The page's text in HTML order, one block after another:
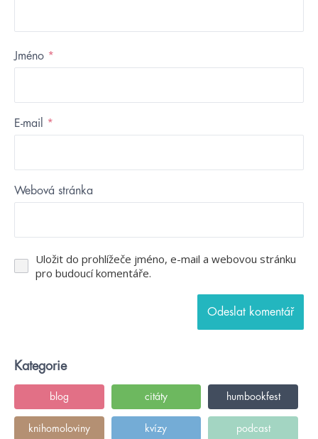
Jméno *
E-mail *
Webová stránka
Uložit do prohlížeče jméno, e-mail a webovou stránku
pro budoucí komentáře.
Kategorie
blog citáty humbookfest
knihomoloviny kvízy podcast